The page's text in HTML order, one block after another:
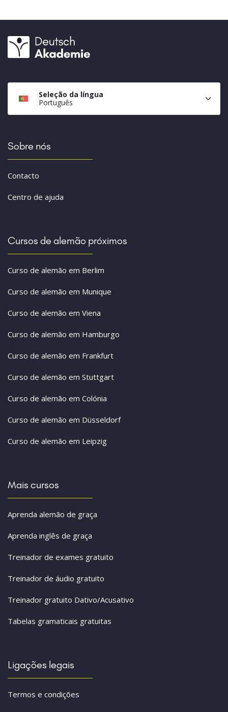
Seleção da língua
Português
Sobre nós
Contacto
Centro de ajuda
Cursos de alemão próximos
Curso de alemão em Berlim
Curso de alemão em Munique
Curso de alemão em Viena
Curso de alemão em Hamburgo
Curso de alemão em Frankfurt
Curso de alemão em Stuttgart
Curso de alemão em Colónia
Curso de alemão em Düsseldorf
Curso de alemão em Leipzig
Mais cursos
Aprenda alemão de graça
Aprenda inglês de graça
Treinador de exames gratuito
Treinador de áudio gratuito
Treinador gratuito Dativo/Acusativo
Tabelas gramaticais gratuitas
Ligações legais
Termos e condições